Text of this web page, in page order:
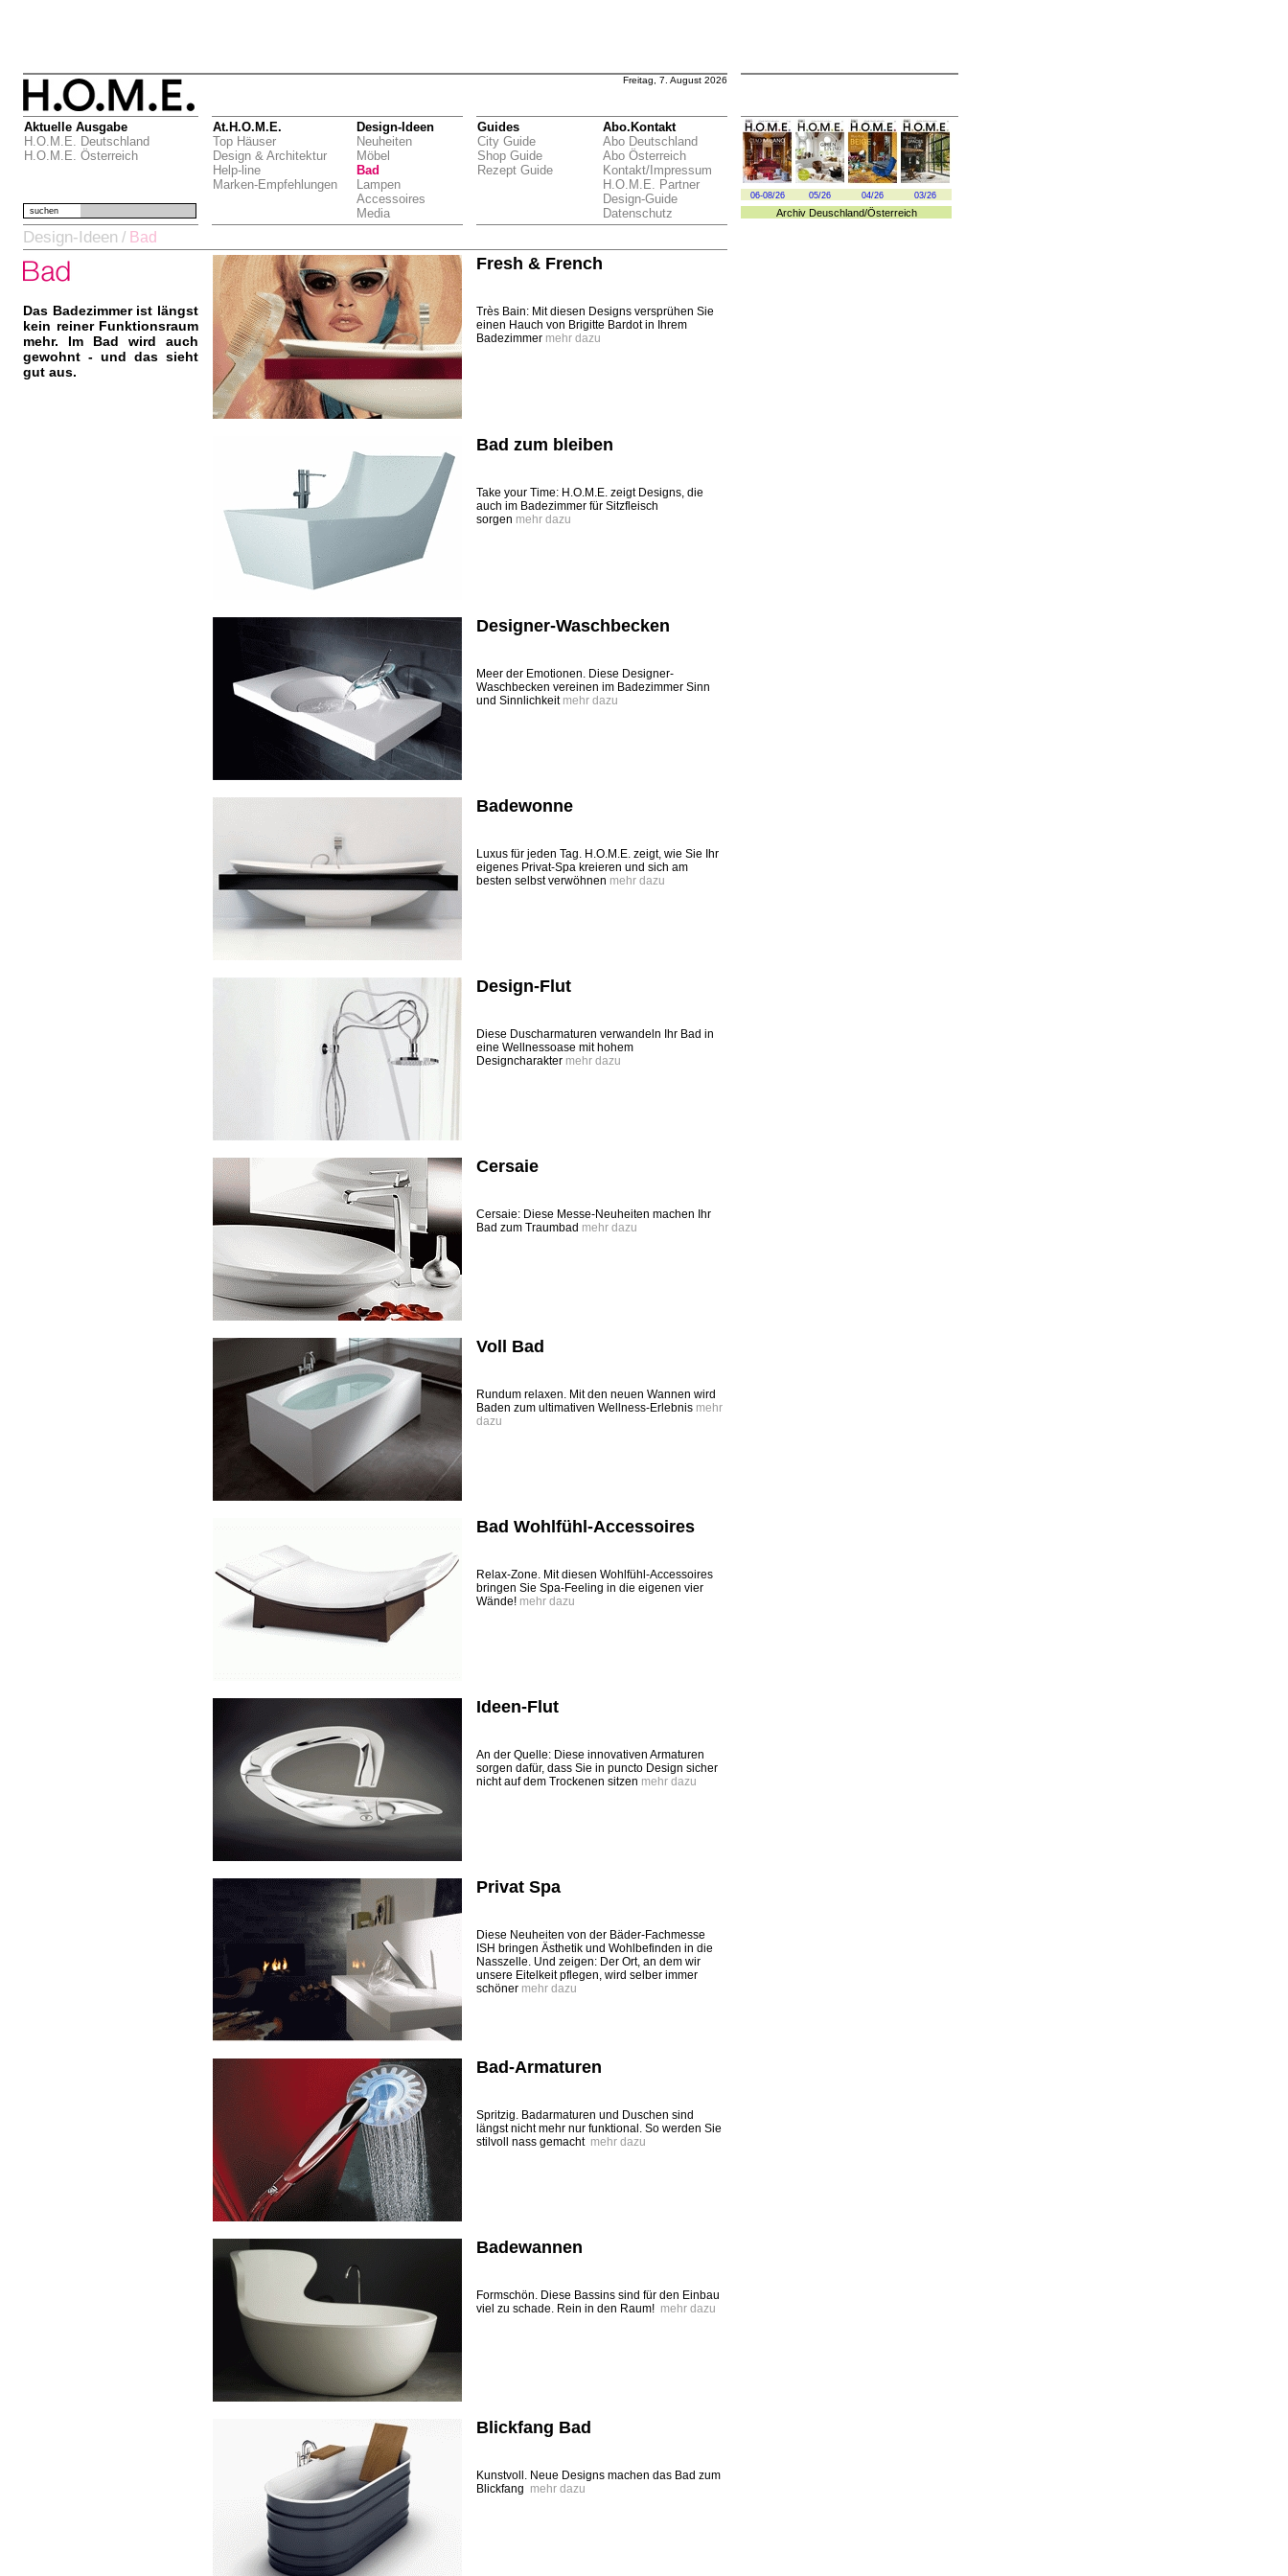
Freitag, 7. August 2026
Aktuelle Ausgabe
H.O.M.E. Deutschland
H.O.M.E. Österreich
At.H.O.M.E.
Top Häuser
Design & Architektur
Help-line
Marken-Empfehlungen
Design-Ideen
Neuheiten
Möbel
Bad
Lampen
Accessoires
Media
Guides
City Guide
Shop Guide
Rezept Guide
Abo.Kontakt
Abo Deutschland
Abo Österreich
Kontakt/Impressum
H.O.M.E. Partner
Design-Guide
Datenschutz
06-08/26 05/26 04/26 03/26
Archiv Deuschland/Österreich
suchen
Design-Ideen / Bad
Das Badezimmer ist längst
kein reiner Funktionsraum
mehr. Im Bad wird auch
gewohnt - und das sieht
gut aus.
Fresh & French
Très Bain: Mit diesen Designs versprühen Sie
einen Hauch von Brigitte Bardot in Ihrem
Badezimmer mehr dazu
Bad zum bleiben
Take your Time: H.O.M.E. zeigt Designs, die
auch im Badezimmer für Sitzfleisch
sorgen mehr dazu
Designer-Waschbecken
Meer der Emotionen. Diese Designer-
Waschbecken vereinen im Badezimmer Sinn
und Sinnlichkeit mehr dazu
Badewonne
Luxus für jeden Tag. H.O.M.E. zeigt, wie Sie Ihr
eigenes Privat-Spa kreieren und sich am
besten selbst verwöhnen mehr dazu
Design-Flut
Diese Duscharmaturen verwandeln Ihr Bad in
eine Wellnessoase mit hohem
Designcharakter mehr dazu
Cersaie
Cersaie: Diese Messe-Neuheiten machen Ihr
Bad zum Traumbad mehr dazu
Voll Bad
Rundum relaxen. Mit den neuen Wannen wird
Baden zum ultimativen Wellness-Erlebnis mehr
dazu
Bad Wohlfühl-Accessoires
Relax-Zone. Mit diesen Wohlfühl-Accessoires
bringen Sie Spa-Feeling in die eigenen vier
Wände! mehr dazu
Ideen-Flut
An der Quelle: Diese innovativen Armaturen
sorgen dafür, dass Sie in puncto Design sicher
nicht auf dem Trockenen sitzen mehr dazu
Privat Spa
Diese Neuheiten von der Bäder-Fachmesse
ISH bringen Ästhetik und Wohlbefinden in die
Nasszelle. Und zeigen: Der Ort, an dem wir
unsere Eitelkeit pflegen, wird selber immer
schöner mehr dazu
Bad-Armaturen
Spritzig. Badarmaturen und Duschen sind
längst nicht mehr nur funktional. So werden Sie
stilvoll nass gemacht mehr dazu
Badewannen
Formschön. Diese Bassins sind für den Einbau
viel zu schade. Rein in den Raum! mehr dazu
Blickfang Bad
Kunstvoll. Neue Designs machen das Bad zum
Blickfang mehr dazu